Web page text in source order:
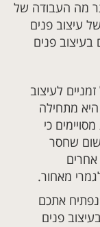
מה העבודה של
עיצוב פנים
פנים
לעיצוב
מתחילה
כי
שחסר
מאחור.
נפתיח אתכם
פנים